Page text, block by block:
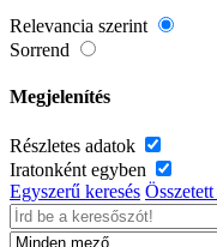
Relevancia szerint
Sorrend
Megjelenítés
Részletes adatok
Iratonként egyben
Egyszerű keresés